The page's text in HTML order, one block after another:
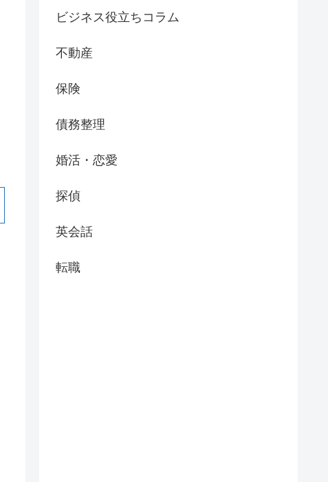
ビジネス役立ちコラム
不動産
保険
債務整理
婚活・恋愛
探偵
英会話
転職